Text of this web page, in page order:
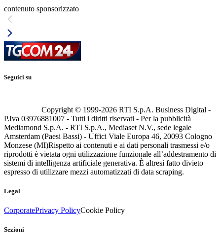
contenuto sponsorizzato
Seguici su
Copyright © 1999-2026 RTI S.p.A. Business Digital -
P.Iva 03976881007 - Tutti i diritti riservati - Per la pubblicità
Mediamond S.p.A. - RTI S.p.A., Mediaset N.V., sede legale
Amsterdam (Paesi Bassi) - Uffici Viale Europa 46, 20093 Cologno
Monzese (MI)Rispetto ai contenuti e ai dati personali trasmessi e/o
riprodotti è vietata ogni utilizzazione funzionale all’addestramento di
sistemi di intelligenza artificiale generativa. È altresì fatto divieto
espresso di utilizzare mezzi automatizzati di data scraping.
Legal
CorporatePrivacy PolicyCookie Policy
Sezioni